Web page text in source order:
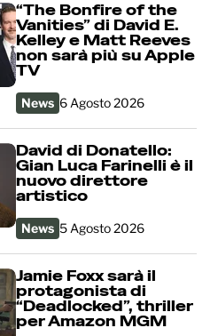
“The Bonfire of the
Vanities” di David E.
Kelley e Matt Reeves
non sarà più su Apple
TV
News 6 Agosto 2026
David di Donatello:
Gian Luca Farinelli è il
nuovo direttore
artistico
News 5 Agosto 2026
Jamie Foxx sarà il
protagonista di
“Deadlocked”, thriller
per Amazon MGM